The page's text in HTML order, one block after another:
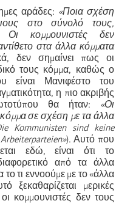
αράδες: «Ποια σχέση
στο σύνολό τους,
Οι κομμουνιστές δεν
στα άλλα κόμματα
δεν σημαίνει πως οι
τους κόμμα, καθώς ο
είναι Μανιφέστο του
η πιο ακριβής
θα ήταν: «Οι
κόμμα σε σχέση με τα άλλα
Kommunisten sind keine
). Αυτό που
εδώ, είναι ότι το
από τα άλλα
τι εννοούμε με το «άλλα
ξεκαθαρίζεται μερικές
κομμουνιστές δεν τους